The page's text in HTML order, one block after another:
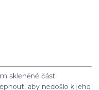
skleněné části
aby nedošlo k jeho